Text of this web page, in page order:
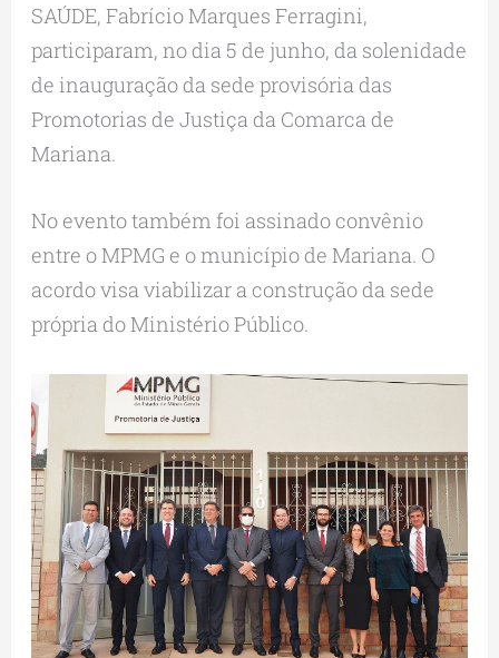
SAÚDE, Fabrício Marques Ferragini,
participaram, no dia 5 de junho, da solenidade
de inauguração da sede provisória das
Promotorias de Justiça da Comarca de
Mariana.
No evento também foi assinado convênio
entre o MPMG e o município de Mariana. O
acordo visa viabilizar a construção da sede
própria do Ministério Público.